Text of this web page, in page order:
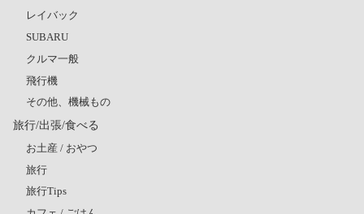
レイバック
SUBARU
クルマ一般
飛行機
その他、機械もの
旅行/出張/食べる
お土産 / おやつ
旅行
旅行Tips